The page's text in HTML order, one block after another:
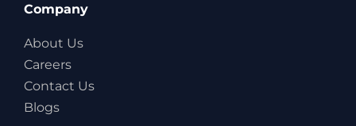
Company
About Us
Careers
Contact Us
Blogs